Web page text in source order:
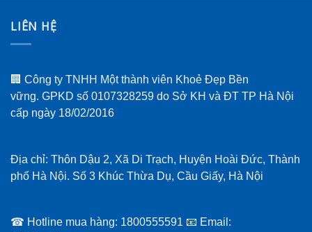
LIÊN HỆ
🏢 Công ty TNHH Một thành viên Khoẻ Đẹp Bền
vững. GPKD số 0107328259 do Sở KH và ĐT TP Hà Nội
cấp ngày 18/02/2016
Địa chỉ: Thôn Dậu 2, Xã Di Trạch, Huyện Hoài Đức, Thành
phố Hà Nội. Số 3 Khúc Thừa Dụ, Cầu Giấy, Hà Nội
☎ Hotline mua hàng: 1800555591 📧 Email: